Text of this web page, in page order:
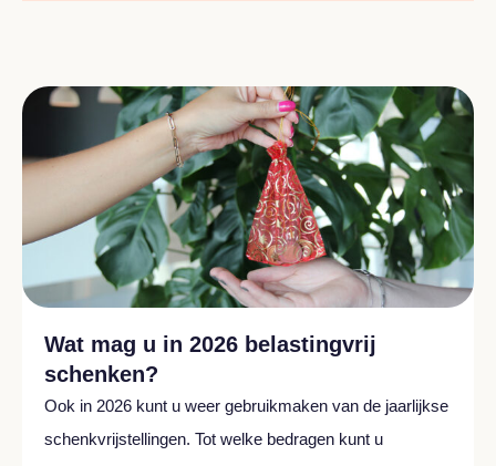
Wat mag u in 2026 belastingvrij
schenken?
Ook in 2026 kunt u weer gebruikmaken van de jaarlijkse
schenkvrijstellingen. Tot welke bedragen kunt u